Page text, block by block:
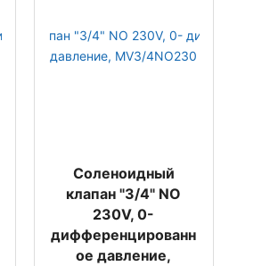
Соленоидный
клапан "3/4" NO
230V, 0-
дифференцированн
ое давление,